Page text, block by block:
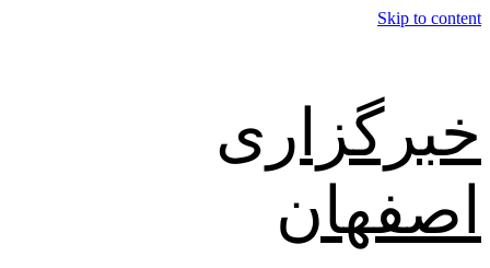
Skip to content
خبرگزاری
اصفهان